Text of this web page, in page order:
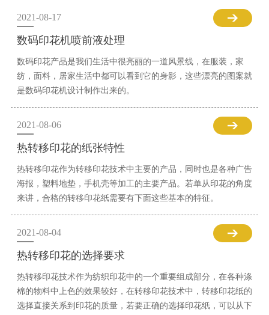
2021-08-17
数码印花机喷前液处理
数码印花产品是我们生活中很亮丽的一道风景线，在服装，家
纺，面料，居家生活中都可以看到它的身影，这些漂亮的图案就
是数码印花机设计制作出来的。
2021-08-06
热转移印花的纸张特性
热转移印花作为转移印花技术中主要的产品，同时也是各种广告
海报，塑料地垫，手机壳等加工的主要产品。若单从印花的角度
来讲，合格的转移印花纸需要有下面这些基本的特征。
2021-08-04
热转移印花的选择要求
热转移印花技术作为纺织印花中的一个重要组成部分，在各种涤
棉的物料中上色的效果较好，在转移印花技术中，转移印花纸的
选择直接关系到印花的质量，若要正确的选择印花纸，可以从下